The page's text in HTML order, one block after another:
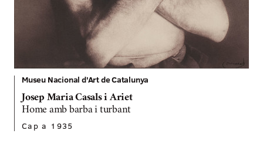
Museu Nacional d'Art de Catalunya
Josep Maria Casals i Ariet
Home amb barba i turbant
Cap a 1935